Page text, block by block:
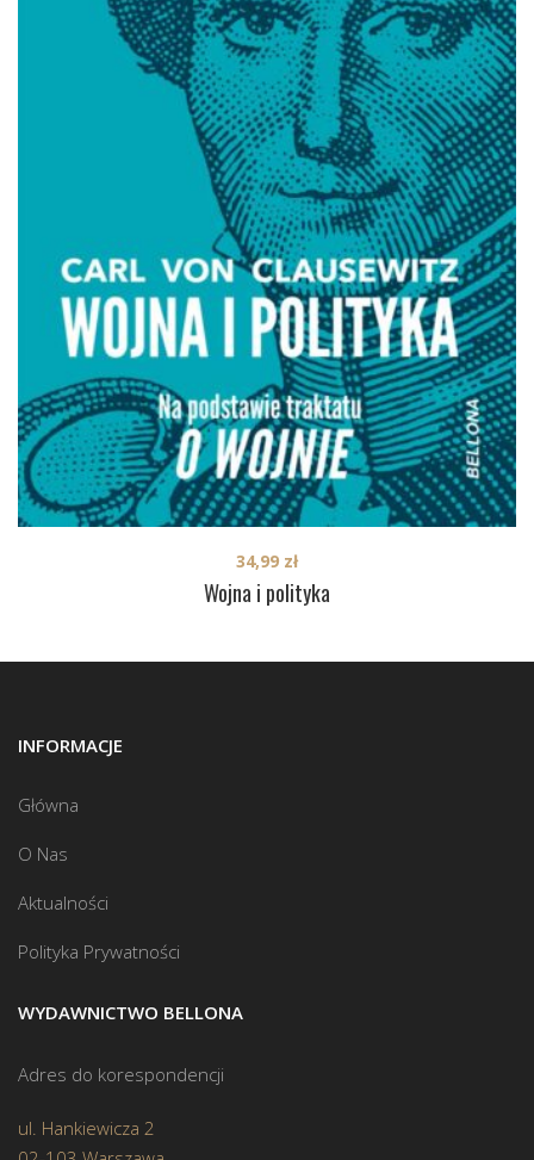
Wojna i polityka
34,99 zł
INFORMACJE
Główna
O Nas
Aktualności
Polityka Prywatności
WYDAWNICTWO BELLONA
Adres do korespondencji
ul. Hankiewicza 2